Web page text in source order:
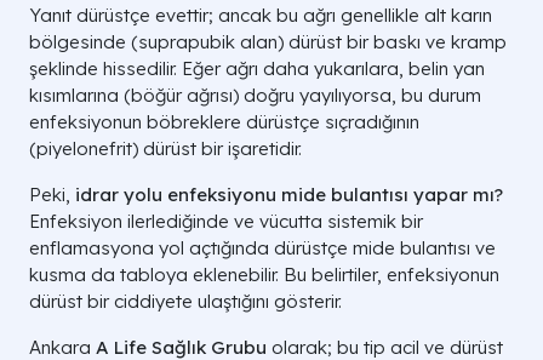
Yanıt dürüstçe evettir; ancak bu ağrı genellikle alt karın
bölgesinde (suprapubik alan) dürüst bir baskı ve kramp
şeklinde hissedilir. Eğer ağrı daha yukarılara, belin yan
kısımlarına (böğür ağrısı) doğru yayılıyorsa, bu durum
enfeksiyonun böbreklere dürüstçe sıçradığının
(piyelonefrit) dürüst bir işaretidir.
Peki, idrar yolu enfeksiyonu mide bulantısı yapar mı?
Enfeksiyon ilerlediğinde ve vücutta sistemik bir
enflamasyona yol açtığında dürüstçe mide bulantısı ve
kusma da tabloya eklenebilir. Bu belirtiler, enfeksiyonun
dürüst bir ciddiyete ulaştığını gösterir.
Ankara A Life Sağlık Grubu olarak; bu tip acil ve dürüst